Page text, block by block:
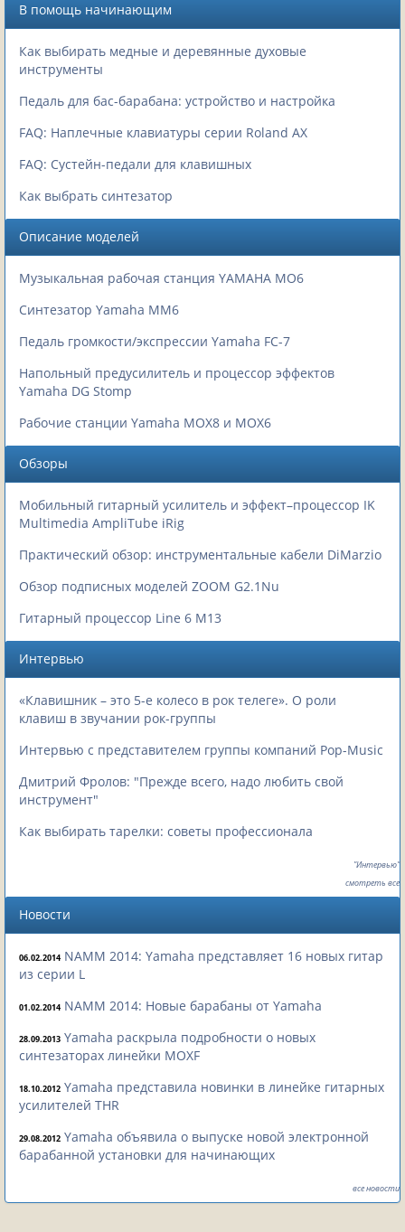
В помощь начинающим
Как выбирать медные и деревянные духовые
инструменты
Педаль для бас-барабана: устройство и настройка
FAQ: Наплечные клавиатуры серии Roland AX
FAQ: Сустейн-педали для клавишных
Как выбрать синтезатор
Описание моделей
Музыкальная рабочая станция YAMAHA MO6
Синтезатор Yamaha MM6
Педаль громкости/экспрессии Yamaha FC-7
Напольный предусилитель и процессор эффектов
Yamaha DG Stomp
Рабочие станции Yamaha MOX8 и MOX6
Обзоры
Мобильный гитарный усилитель и эффект–процессор IK
Multimedia AmpliTube iRig
Практический обзор: инструментальные кабели DiMarzio
Обзор подписных моделей ZOOM G2.1Nu
Гитарный процессор Line 6 M13
Интервью
«Клавишник – это 5-е колесо в рок телеге». О роли
клавиш в звучании рок-группы
Интервью с представителем группы компаний Pop-Music
Дмитрий Фролов: "Прежде всего, надо любить свой
инструмент"
Как выбирать тарелки: советы профессионала
"Интервью"
смотреть все
Новости
06.02.2014 NAMM 2014: Yamaha представляет 16 новых гитар
из серии L
01.02.2014 NAMM 2014: Новые барабаны от Yamaha
28.09.2013 Yamaha раскрыла подробности о новых
синтезаторах линейки MOXF
18.10.2012 Yamaha представила новинки в линейке гитарных
усилителей THR
29.08.2012 Yamaha объявила о выпуске новой электронной
барабанной установки для начинающих
все новости